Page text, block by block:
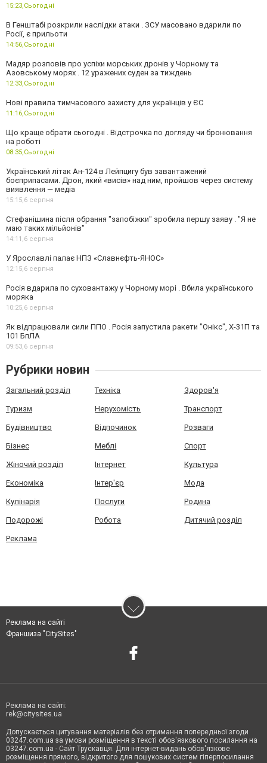
15:23,Сьогодні
В Генштабі розкрили наслідки атаки . ЗСУ масовано вдарили по
Росії, є прильоти
14:56,Сьогодні
Мадяр розповів про успіхи морських дронів у Чорному та
Азовському морях . 12 уражених суден за тиждень
12:33,Сьогодні
Нові правила тимчасового захисту для українців у ЄС
11:16,Сьогодні
Що краще обрати сьогодні . Відстрочка по догляду чи бронювання
на роботі
08:35,Сьогодні
Український літак Ан-124 в Лейпцигу був завантажений
боєприпасами. Дрон, який «висів» над ним, пройшов через систему
виявлення — медіа
15:15,6 серпня
Стефанішина після обрання "запобіжки" зробила першу заяву . "Я не
маю таких мільйонів"
14:11,6 серпня
У Ярославлі палає НПЗ «Славнєфть-ЯНОС»
12:15,6 серпня
Росія вдарила по суховантажу у Чорному морі . Вбила українського
моряка
10:25,6 серпня
Як відпрацювали сили ППО . Росія запустила ракети "Онікс", Х-31П та
101 БпЛА
09:53,6 серпня
Рубрики новин
Загальний розділ Техніка Здоров'я
Туризм Нерухомість Транспорт
Будівництво Відпочинок Розваги
Бізнес Меблі Спорт
Жіночий розділ Інтернет Культура
Економіка Інтер'єр Мода
Кулінарія Послуги Родина
Подорожі Робота Дитячий розділ
Реклама
Реклама на сайті
Франшиза "CitySites"
Реклама на сайті:
rek@citysites.ua
Допускається цитування матеріалів без отримання попередньої згоди
03247.com.ua за умови розміщення в тексті обов'язкового посилання на
03247.com.ua - Сайт Трускавця. Для інтернет-видань обов'язкове
розміщення прямого, відкритого для пошукових систем гіперпосилання